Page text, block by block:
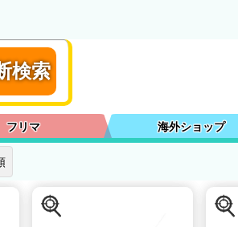
検索
フリマ 海外ショップ